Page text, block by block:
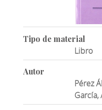
Tipo de material
Libro
Autor
Pérez